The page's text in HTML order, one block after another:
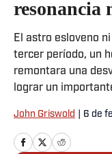
resonancia
El astro esloveno
tercer período, un
remontara una
lograr un
John Griswold 6 de